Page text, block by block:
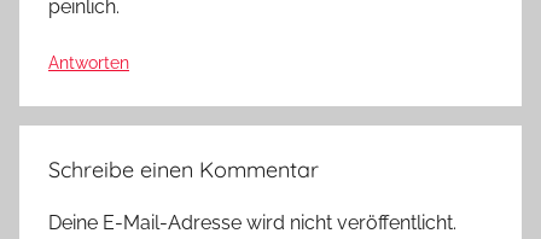
peinlich.
Antworten
Schreibe einen Kommentar
Deine E-Mail-Adresse wird nicht veröffentlicht.